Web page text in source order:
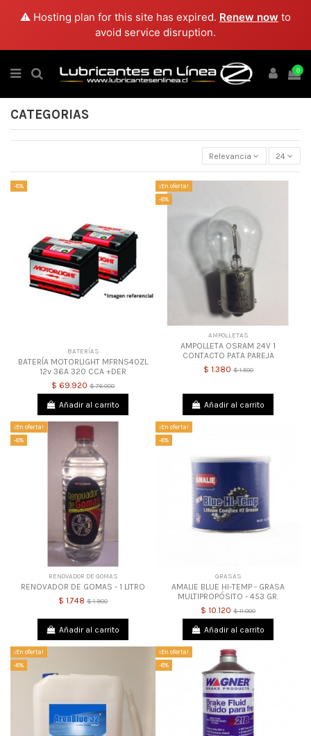
⚠️ Hosting plan for this site has expired. Renew now to
avoid service disruption.
0
CATEGORIAS
Relevancia 24
-8%
BATERÍAS
BATERÍA MOTORLIGHT MFRNS40ZL
12v 36A 320 CCA +DER
$ 69.920 $ 76.000
Añadir al carrito
¡En oferta!
-8%
AMPOLLETAS
AMPOLLETA OSRAM 24V 1
CONTACTO PATA PAREJA
$ 1.380$ 1.500
Añadir al carrito
¡En oferta!
-8%
RENOVADOR DE GOMAS
RENOVADOR DE GOMAS - 1 LITRO
$ 1.748 $ 1.900
Añadir al carrito
¡En oferta!
-8%
GRASAS
AMALIE BLUE HI-TEMP - GRASA
MULTIPROPÓSITO - 453 GR.
$ 10.120 $ 11.000
Añadir al carrito
¡En oferta!
-8%
¡En oferta!
-8%